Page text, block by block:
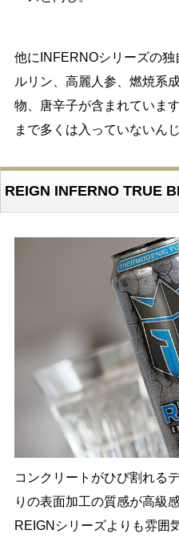
他にINFERNOシリーズの独
ルリン、高麗人参、燃焼系
物、唐辛子が含まれていま
まで多くは入っていないん
REIGN INFERNO TRUE
コンクリートがひび割れる
りの表面加工の質感が高級
REIGNシリーズよりも雰囲